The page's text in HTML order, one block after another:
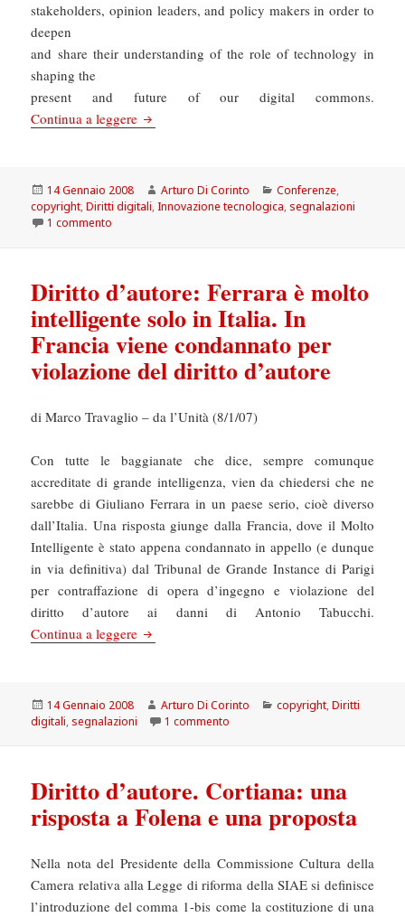
stakeholders, opinion leaders, and policy makers in order to
deepen
and share their understanding of the role of technology in
shaping the
present and future of our digital commons.
Continua a leggere Diritto d’autore: Technology and the public
Scritto
il
14 Gennaio 2008 Autore
Arturo Di Corinto Categorie
Conferenze,
copyright,Diritti digitali,Innovazione tecnologica, segnalazioni
1 commento
Diritto d’autore: Ferrara è molto
intelligente solo in Italia. In
Francia viene condannato per
violazione del diritto d’autore
di Marco Travaglio – da l’Unità (8/1/07)
Con tutte le baggianate che dice, sempre comunque
accreditate di grande intelligenza, vien da chiedersi che ne
sarebbe di Giuliano Ferrara in un paese serio, cioè diverso
dall’Italia. Una risposta giunge dalla Francia, dove il Molto
Intelligente è stato appena condannato in appello (e dunque
in via definitiva) dal Tribunal de Grande Instance di Parigi
per contraffazione di opera d’ingegno e violazione del
diritto d’autore ai danni di Antonio Tabucchi.
Continua a leggere Diritto d’autore: Ferrara è molto intelligente
Scritto
il
14 Gennaio 2008 Autore
Arturo Di Corinto Categorie
copyright,Diritti
digitali, segnalazioni 1 commento
Diritto d’autore. Cortiana: una
risposta a Folena e una proposta
Nella nota del Presidente della Commissione Cultura della
Camera relativa alla Legge di riforma della SIAE si definisce
l’introduzione del comma 1-bis come la costituzione di una